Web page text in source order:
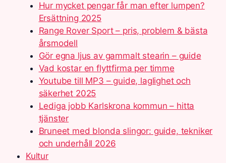
Hur mycket pengar får man efter lumpen?
Ersättning 2025
Range Rover Sport – pris, problem & bästa
årsmodell
Gör egna ljus av gammalt stearin – guide
Vad kostar en flyttfirma per timme
Youtube till MP3 – guide, laglighet och
säkerhet 2025
Lediga jobb Karlskrona kommun – hitta
tjänster
Bruneet med blonda slingor: guide, tekniker
och underhåll 2026
Kultur